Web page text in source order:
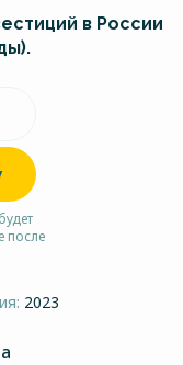
в России
после
2023